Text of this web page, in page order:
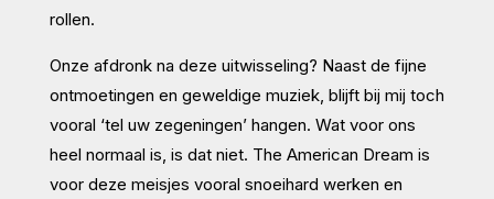
rollen.
Onze afdronk na deze uitwisseling? Naast de fijne
ontmoetingen en geweldige muziek, blijft bij mij toch
vooral ‘tel uw zegeningen’ hangen. Wat voor ons
heel normaal is, is dat niet. The American Dream is
voor deze meisjes vooral snoeihard werken en